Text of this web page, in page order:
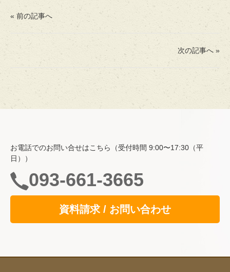
« 前の記事へ
次の記事へ »
空室情報
一般居室・介護専用居室
自立支援の取り組み
共用スペース
お電話でのお問い合せはこちら（受付時間 9:00〜17:30（平
日））
093-661-3665
資料請求 / お問い合わせ